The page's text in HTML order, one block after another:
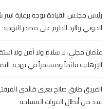
رئيس مجلس القيادة يوجه برعاية
الحوثي والرد الحازم على مصدر التهديد
عثمان مجلي: لا سلام ولا أمن ولا
الإرهابية قائماً ومستمراً في تهديد
الفريق طارق صالح يعزي قائدي
عدد من أبطال القوات المسلحة